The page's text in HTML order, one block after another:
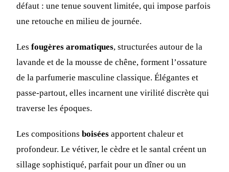
défaut : une tenue souvent limitée, qui impose parfois
une retouche en milieu de journée.
Les fougères aromatiques, structurées autour de la
lavande et de la mousse de chêne, forment l’ossature
de la parfumerie masculine classique. Élégantes et
passe-partout, elles incarnent une virilité discrète qui
traverse les époques.
Les compositions boisées apportent chaleur et
profondeur. Le vétiver, le cèdre et le santal créent un
sillage sophistiqué, parfait pour un dîner ou un